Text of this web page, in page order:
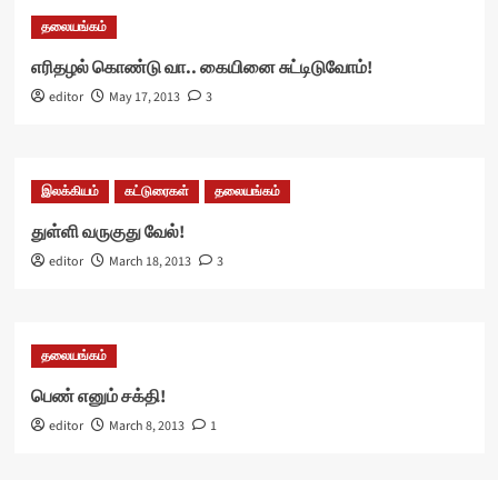
தலையங்கம்
எரிதழல் கொண்டு வா.. கையினை சுட்டிடுவோம்!
editor May 17, 2013 3
இலக்கியம் கட்டுரைகள் தலையங்கம்
துள்ளி வருகுது வேல்!
editor March 18, 2013 3
தலையங்கம்
பெண் எனும் சக்தி!
editor March 8, 2013 1